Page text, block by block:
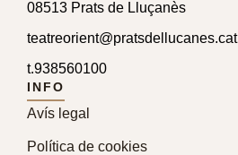
08513 Prats de Lluçanès
teatreorient@pratsdellucanes.cat
t.938560100
INFO
Avís legal
Política de cookies